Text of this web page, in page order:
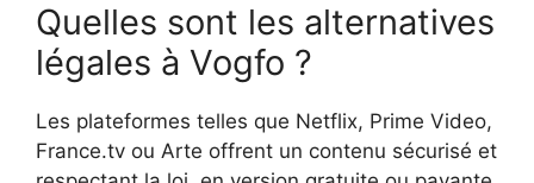
Quelles sont les alternatives
légales à Vogfo ?
Les plateformes telles que Netflix, Prime Video,
France.tv ou Arte offrent un contenu sécurisé et